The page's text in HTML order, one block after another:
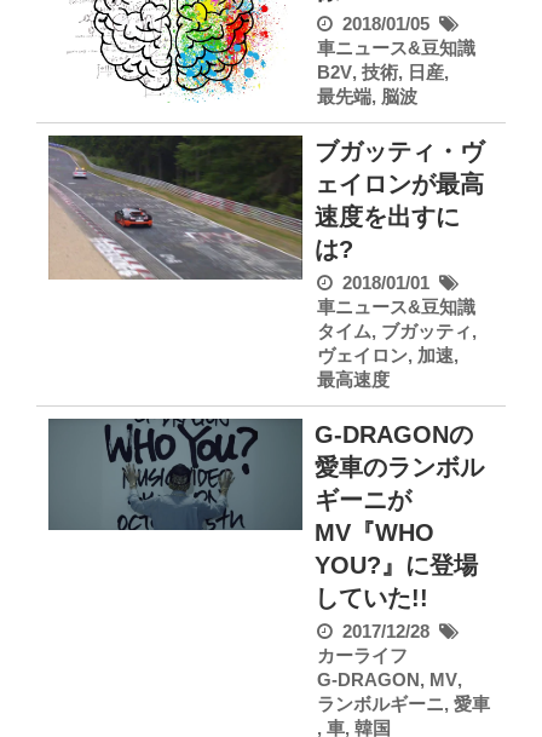
2018/01/05
車ニュース&豆知識
B2V, 技術, 日産,
最先端, 脳波
ブガッティ・ヴ
ェイロンが最高
速度を出すに
は?
2018/01/01
車ニュース&豆知識
タイム, ブガッティ,
ヴェイロン, 加速,
最高速度
G-DRAGONの
愛車のランボル
ギーニが
MV『WHO
YOU?』に登場
していた!!
2017/12/28
カーライフ
G-DRAGON, MV,
ランボルギーニ, 愛車
, 車, 韓国